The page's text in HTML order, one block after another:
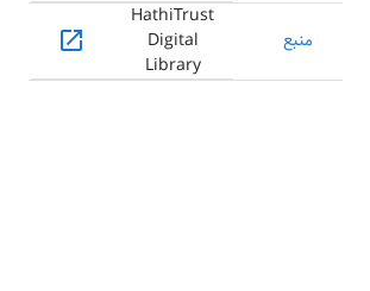
منبع
HathiTrust
Digital
Library
open_in_new